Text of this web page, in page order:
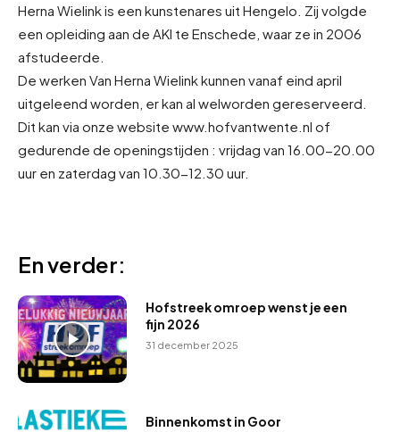
Herna Wielink is een kunstenares uit Hengelo. Zij volgde
een opleiding aan de AKI te Enschede, waar ze in 2006
afstudeerde.
De werken Van Herna Wielink kunnen vanaf eind april
uitgeleend worden, er kan al welworden gereserveerd.
Dit kan via onze website www.hofvantwente.nl of
gedurende de openingstijden : vrijdag van 16.00-20.00
uur en zaterdag van 10.30-12.30 uur.
En verder:
Hofstreek omroep wenst je een
fijn 2026
31 december 2025
Binnenkomst in Goor